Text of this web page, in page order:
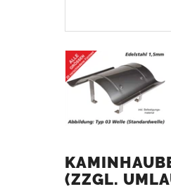
ZZGL.